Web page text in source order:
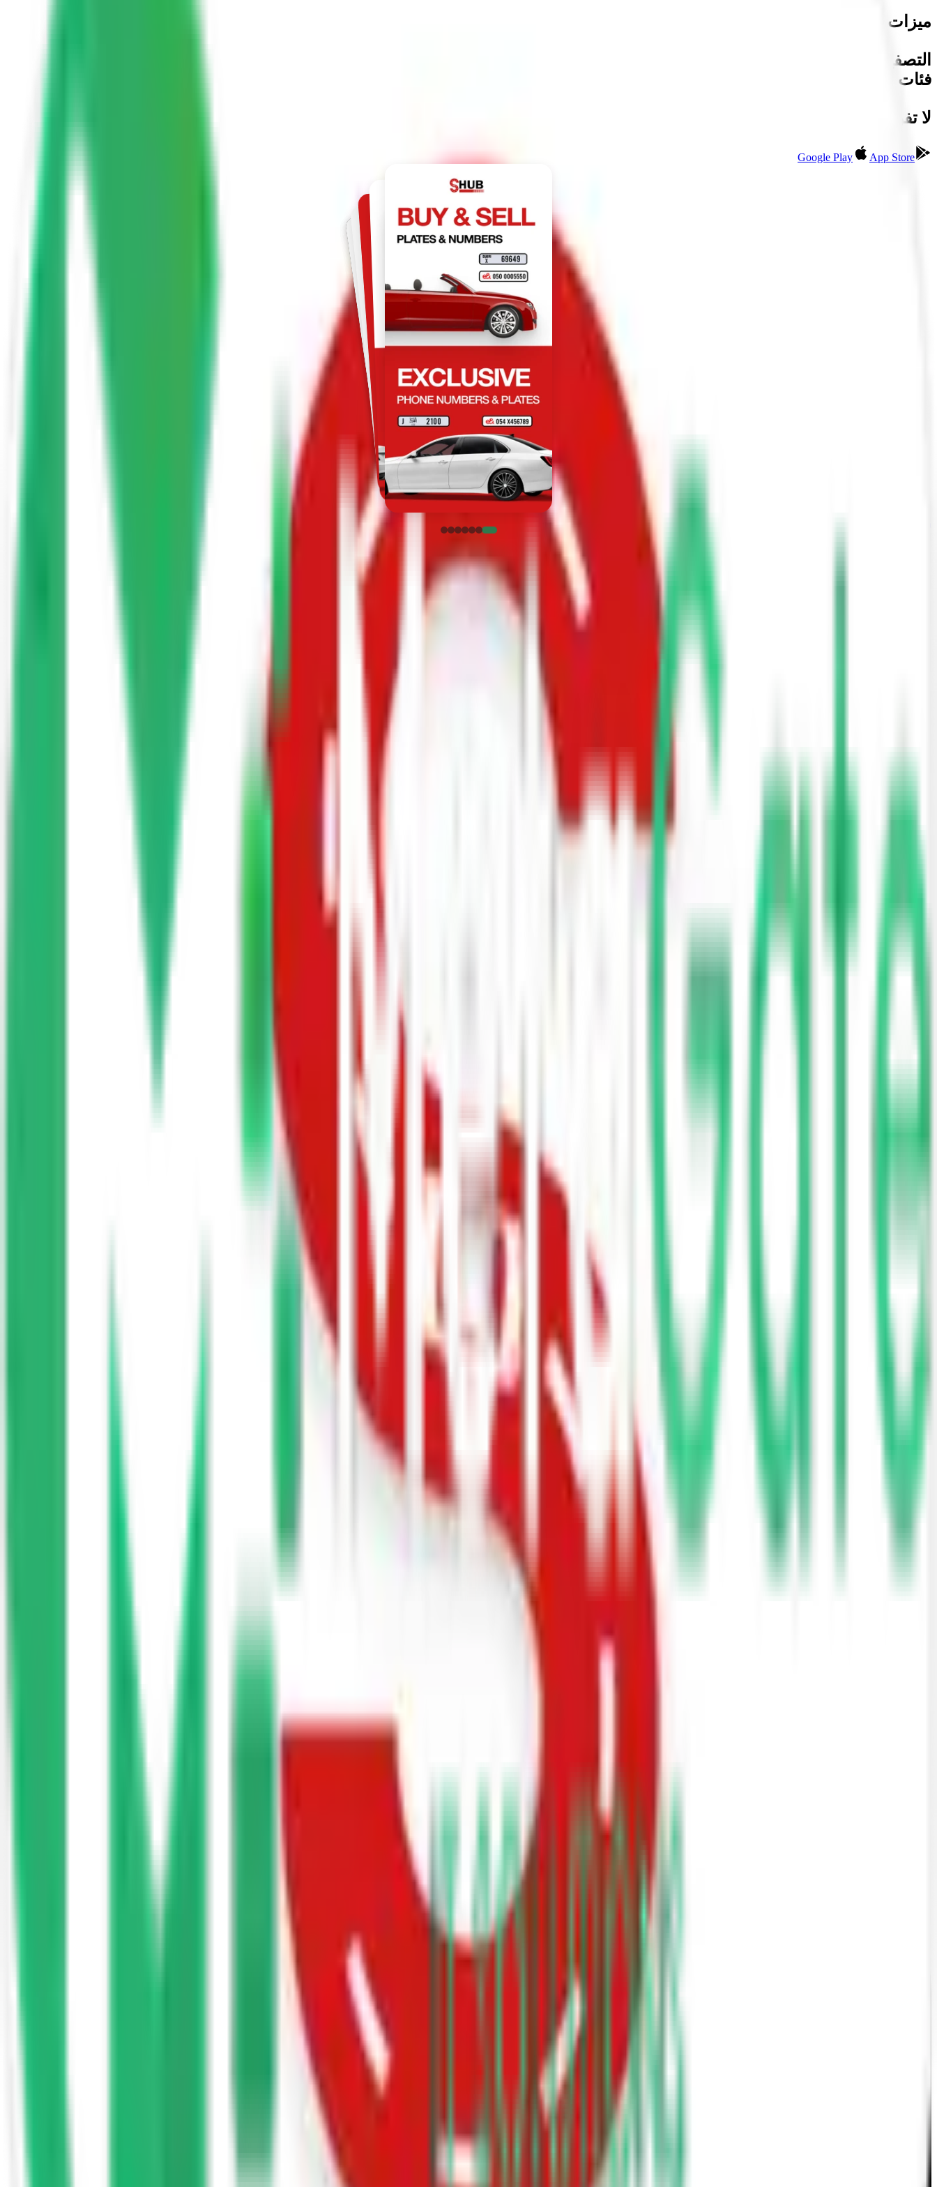
ميزات التطبيق:
التصفح السلس: تجربة مستخدم سهلة وفعالة.
فئات متعددة: ابحث بسهولة حسب الفئة واكتب للعثور على ما تبحث عنه.
لا تفوت الفرصة. قم بتنزيل تطبيق "S-Hub" اليوم واحصل على الرقم الذي يمثل شخصيتك حقًا!
Google Play App Store